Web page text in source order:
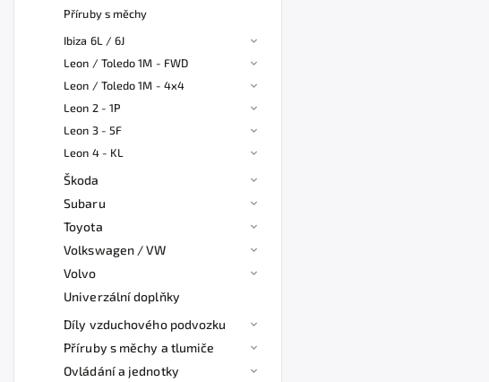
Příruby s měchy
Ibiza 6L / 6J
Leon / Toledo 1M - FWD
Leon / Toledo 1M - 4x4
Leon 2 - 1P
Leon 3 - 5F
Leon 4 - KL
Škoda
Subaru
Toyota
Volkswagen / VW
Volvo
Univerzální doplňky
Díly vzduchového podvozku
Příruby s měchy a tlumiče
Ovládání a jednotky